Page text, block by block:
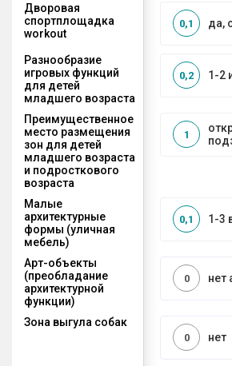
Дворовая
спортплощадка
workout
да,
0,1
Разнообразие
игровых функций
для детей
младшего возраста
1-2
0,2
Преимущественное
место размещения
зон для детей
младшего возраста
и подросткового
возраста
1
Малые
архитектурные
формы (уличная
мебель)
1-3
0,1
Арт-объекты
(преобладание
архитектурной
функции)
нет
0
Зона выгула собак
нет
0